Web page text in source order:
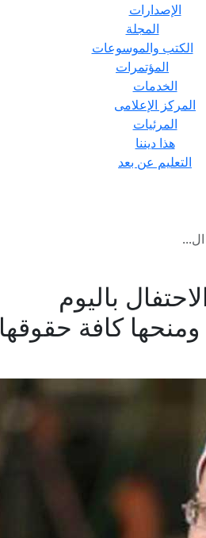
الإصدارات
المجلة
الكتب والموسوعات
المؤتمرات
الخدمات
المركز الإعلامى
المرئيات
هذا ديننا
التعليم عن بعد
باليوم
ومنحها كافة حقوقها